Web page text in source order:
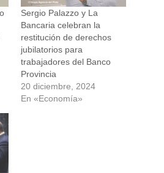
Sergio Palazzo y La
Bancaria celebran la
restitución de derechos
jubilatorios para
trabajadores del Banco
Provincia
20 diciembre, 2024
En «Economía»